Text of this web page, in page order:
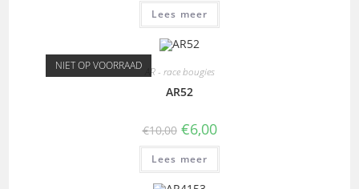
Lees meer
NIET OP VOORRAAD AR - race bougies
AR52
€10,00 €6,00
Lees meer